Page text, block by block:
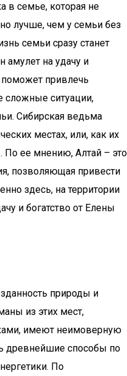
в семье, которая не
лучше, чем у семьи без
семьи сразу станет
амулет на удачу и
поможет привлечь
сложные ситуации,
Сибирская ведьма
местах, или, как их
По ее мнению, Алтай – это
позволяющая привести
здесь, на территории
и богатство от Елены
природы и
из этих мест,
имеют неимоверную
древнейшие способы по
По